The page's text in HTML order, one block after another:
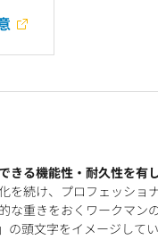
きる機能性・耐久性を有
を続け、プロフェッショ
な重きをおくワークマ
の頭文字をイメージしてい